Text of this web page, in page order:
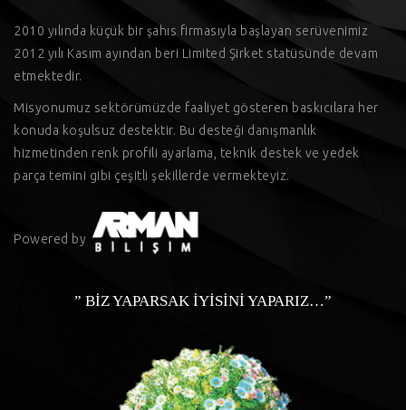
2010 yılında küçük bir şahıs firmasıyla başlayan serüvenimiz
2012 yılı Kasım ayından beri Limited Şirket statüsünde devam
etmektedir.
Misyonumuz sektörümüzde faaliyet gösteren baskıcılara her
konuda koşulsuz destektir. Bu desteği danışmanlık
hizmetinden renk profili ayarlama, teknik destek ve yedek
parça temini gibi çeşitli şekillerde vermekteyiz.
Powered by
” BİZ YAPARSAK İYİSİNİ YAPARIZ…”